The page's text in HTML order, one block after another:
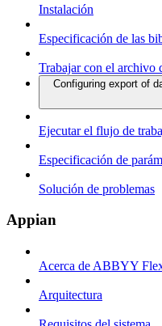
Instalación
Especificación de las
Trabajar con el archivo
Configuring export of
Ejecutar el flujo de
Especificación de
Solución de problemas
Appian
Acerca de ABBYY
Arquitectura